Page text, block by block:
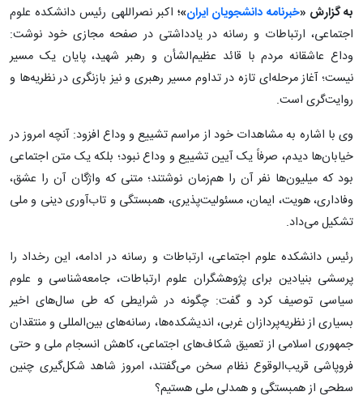
به گزارش «خبرنامه دانشجویان ایران»؛اکبر نصراللهی رئیس دانشکده علوم
اجتماعی، ارتباطات و رسانه در یادداشتی در صفحه مجازی خود نوشت:
وداع عاشقانه مردم با قائد عظیم‌الشأن و رهبر شهید، پایان یک مسیر
نیست؛ آغاز مرحله‌ای تازه در تداوم مسیر رهبری و نیز بازنگری در نظریه‌ها و
روایت‌گری است.
وی با اشاره به مشاهدات خود از مراسم تشییع و وداع افزود: آنچه امروز در
خیابان‌ها دیدم، صرفاً یک آیین تشییع و وداع نبود؛ بلکه یک متن اجتماعی
بود که میلیون‌ها نفر آن را هم‌زمان نوشتند؛ متنی که واژگان آن را عشق،
وفاداری، هویت، ایمان، مسئولیت‌پذیری، همبستگی و تاب‌آوری دینی و ملی
تشکیل می‌داد.
رئیس دانشکده علوم اجتماعی، ارتباطات و رسانه در ادامه، این رخداد را
پرسشی بنیادین برای پژوهشگران علوم ارتباطات، جامعه‌شناسی و علوم
سیاسی توصیف کرد و گفت: چگونه در شرایطی که طی سال‌های اخیر
بسیاری از نظریه‌پردازان غربی، اندیشکده‌ها، رسانه‌های بین‌المللی و منتقدان
جمهوری اسلامی از تعمیق شکاف‌های اجتماعی، کاهش انسجام ملی و حتی
فروپاشی قریب‌الوقوع نظام سخن می‌گفتند، امروز شاهد شکل‌گیری چنین
سطحی از همبستگی و همدلی ملی هستیم؟